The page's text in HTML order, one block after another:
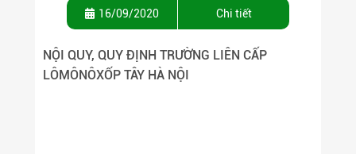
16/09/2020 Chi tiết
NỘI QUY, QUY ĐỊNH TRƯỜNG LIÊN CẤP
LÔMÔNÔXỐP TÂY HÀ NỘI